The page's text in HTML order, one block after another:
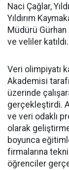
Naci Çağlar,
Yıldırım
Müdürü
ve veliler katıldı.
Veri olimpiyatı
Akademisi
üzerinde
gerçekleştirdi.
ve veri odaklı
olarak
boyunca
firmalarına
öğrenciler